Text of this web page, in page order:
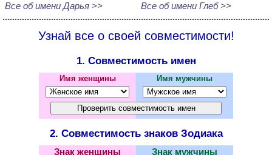
Все об имени Дарья >>
Все об имени Глеб >>
Узнай все о своей совместимости!
1. Совместимость имен
Имя женщины Имя мужчины
2. Совместимость знаков Зодиака
Знак женщины Знак мужчины